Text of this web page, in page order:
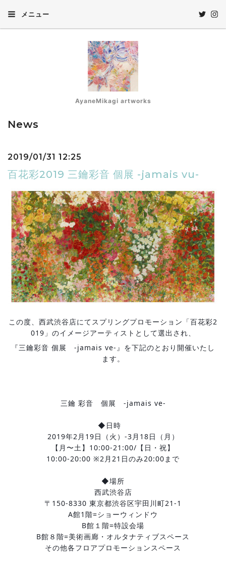
メニュー
AyaneMikagi artworks
News
2019/01/31 12:25
百花彩2019 三鑰彩音 個展 -jamais vu-
この度、西武渋谷店にてスプリングプロモーション「百花彩2
019」のイメージアーティストとして選出され、
『三鑰彩音 個展　-jamais ve-』を下記のとおり開催いたし
ます。
三鑰 彩音　個展　-jamais ve-
◆日時
2019年2月19日（火）-3月18日（月）
【月〜土】10:00-21:00/【日・祝】
10:00-20:00 ※2月21日のみ20:00まで
◆場所
西武渋谷店
〒150-8330 東京都渋谷区宇田川町21-1
A館1階=ショーウィンドウ
B館１階=特設会場
B館８階=美術画廊・オルタナティブスペース
その他各フロアプロモーションスペース